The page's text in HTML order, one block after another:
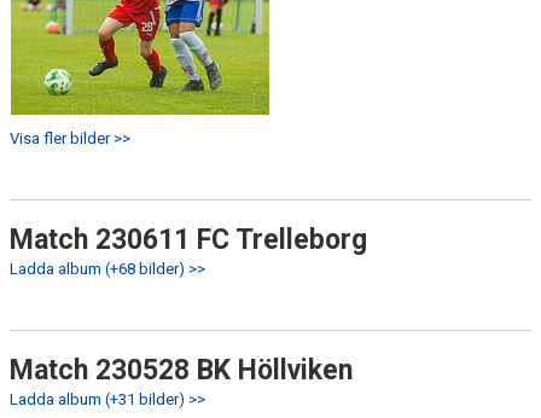
Visa fler bilder >>
Match 230611 FC Trelleborg
Ladda album (+68 bilder) >>
Match 230528 BK Höllviken
Ladda album (+31 bilder) >>